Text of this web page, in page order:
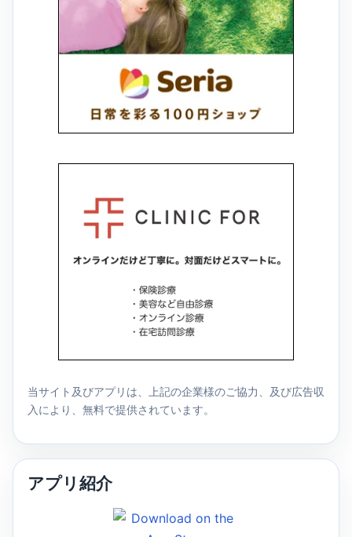
当サイト及びアプリは、上記の企業様のご協力、及び広告収
入により、無料で提供されています。
アプリ紹介